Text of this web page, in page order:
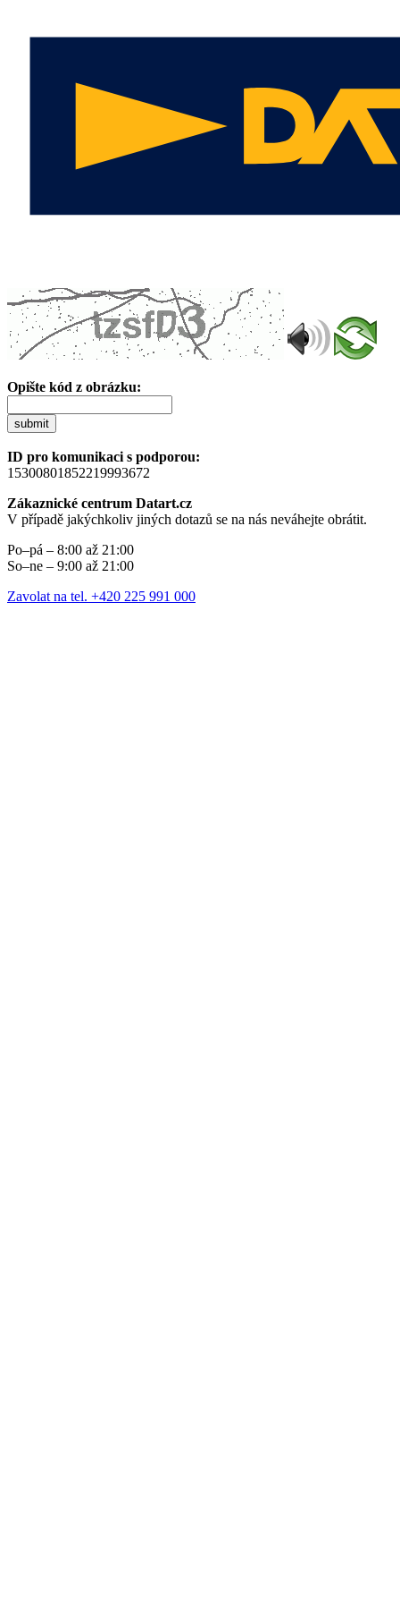
Opište kód z obrázku:
submit
ID pro komunikaci s podporou:
15300801852219993672
Zákaznické centrum Datart.cz
V případě jakýchkoliv jiných dotazů se na nás neváhejte obrátit.
Po–pá – 8:00 až 21:00
So–ne – 9:00 až 21:00
Zavolat na tel. +420 225 991 000